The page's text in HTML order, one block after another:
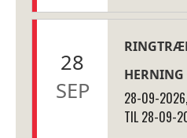
28
SEP
HERNING
28-09-
TIL 28-09-